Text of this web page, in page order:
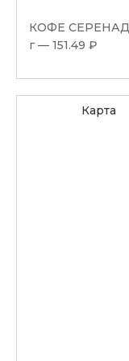
КОФЕ СЕРЕНАДА
г — 151.49 ₽
НАПИТОК
— 65.64 ₽
Карта